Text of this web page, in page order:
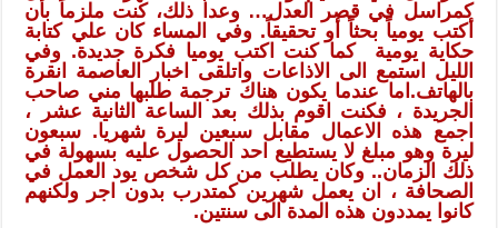
كمراسل في قصر العدل… وعدا ذلك، كنت ملزماً بأن
أكتب يومياً بحثاً أو تحقيقاً. وفي المساء كان علي كتابة
حكاية يومية كما كنت اكتب يوميا فكرة جديدة. وفي
الليل استمع الى الاذاعات واتلقى اخبار العاصمة انقرة
بالهاتف.اما عندما يكون هناك ترجمة طلبها مني صاحب
الجريدة ، فكنت اقوم بذلك بعد الساعة الثانية عشر ،
اجمع هذه الاعمال مقابل سبعين ليرة شهريا. سبعون
ليرة وهو مبلغ لا يستطيع احد الحصول عليه بسهولة في
ذلك الزمان.. وكان يطلب من كل شخص يود العمل في
الصحافة ، ان يعمل شهرين كمتدرب بدون اجر ولكنهم
كانوا يمددون هذه المدة الى سنتين.